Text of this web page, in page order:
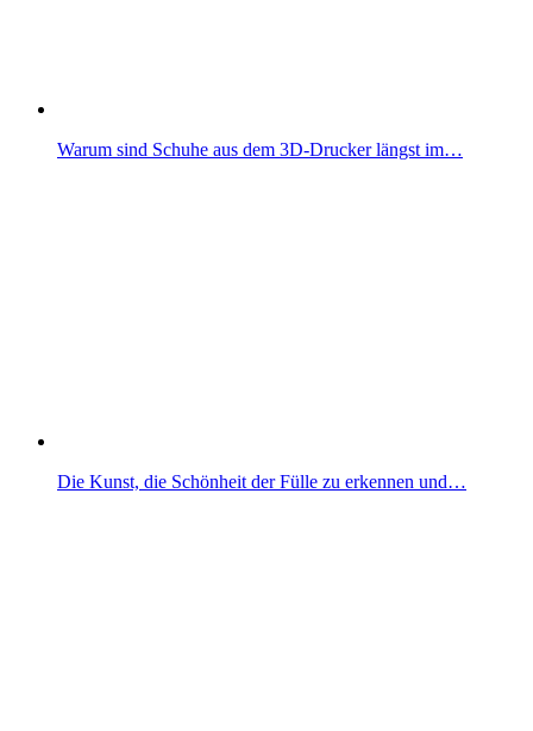
Warum sind Schuhe aus dem 3D-Drucker längst im…
Die Kunst, die Schönheit der Fülle zu erkennen und…